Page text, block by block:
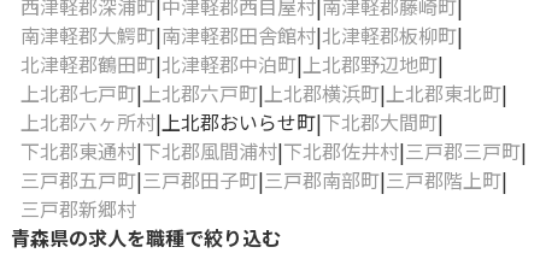
西津軽郡深浦町 中津軽郡西目屋村 南津軽郡藤崎町
南津軽郡大鰐町 南津軽郡田舎館村 北津軽郡板柳町
北津軽郡鶴田町 北津軽郡中泊町 上北郡野辺地町
上北郡七戸町 上北郡六戸町 上北郡横浜町 上北郡東北町
上北郡六ヶ所村 上北郡おいらせ町 下北郡大間町
下北郡東通村 下北郡風間浦村 下北郡佐井村 三戸郡三戸町
三戸郡五戸町 三戸郡田子町 三戸郡南部町 三戸郡階上町
三戸郡新郷村
青森県の求人を職種で絞り込む